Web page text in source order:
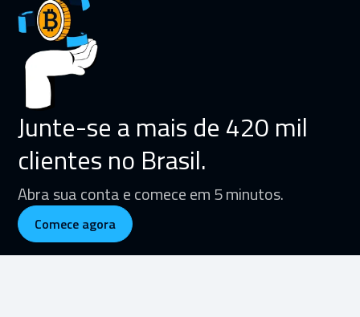
Junte-se a mais de 420 mil
clientes no Brasil.
Abra sua conta e comece em 5 minutos.
Comece agora